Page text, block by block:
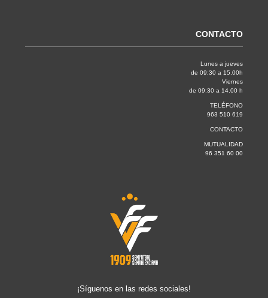
CONTACTO
Lunes a jueves
de 09:30 a 15.00h
Viernes
de 09:30 a 14.00 h
TELÉFONO
963 510 619
CONTACTO
MUTUALIDAD
96 351 60 00
¡Síguenos en las redes sociales!